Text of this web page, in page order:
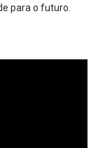
para o futuro.